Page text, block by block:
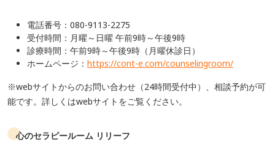
電話番号：080-9113-2275
受付時間：月曜～日曜 午前9時～午後9時
診療時間：午前9時～午後9時（月曜休診日）
ホームページ： https://cont-e.com/counselingroom/
※webサイトからのお問い合わせ（24時間受付中）、相談予約が可
能です。詳しくはwebサイトをご覧ください。
心のセラピールーム リリーフ